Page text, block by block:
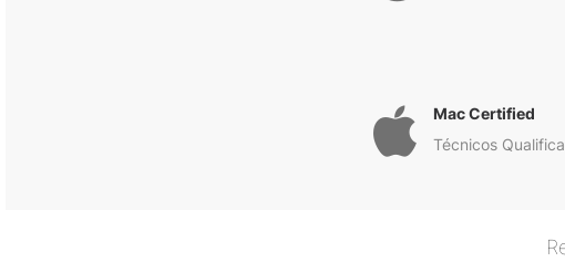
Mac Certified
Técnicos